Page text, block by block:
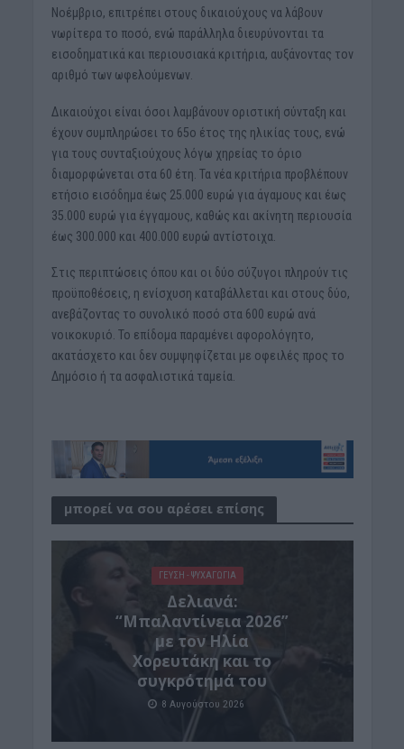
Νοέμβριο, επιτρέπει στους δικαιούχους να λάβουν
νωρίτερα το ποσό, ενώ παράλληλα διευρύνονται τα
εισοδηματικά και περιουσιακά κριτήρια, αυξάνοντας τον
αριθμό των ωφελούμενων.
Δικαιούχοι είναι όσοι λαμβάνουν οριστική σύνταξη και
έχουν συμπληρώσει το 65ο έτος της ηλικίας τους, ενώ
για τους συνταξιούχους λόγω χηρείας το όριο
διαμορφώνεται στα 60 έτη. Τα νέα κριτήρια προβλέπουν
ετήσιο εισόδημα έως 25.000 ευρώ για άγαμους και έως
35.000 ευρώ για έγγαμους, καθώς και ακίνητη περιουσία
έως 300.000 και 400.000 ευρώ αντίστοιχα.
Στις περιπτώσεις όπου και οι δύο σύζυγοι πληρούν τις
προϋποθέσεις, η ενίσχυση καταβάλλεται και στους δύο,
ανεβάζοντας το συνολικό ποσό στα 600 ευρώ ανά
νοικοκυριό. Το επίδομα παραμένει αφορολόγητο,
ακατάσχετο και δεν συμψηφίζεται με οφειλές προς το
Δημόσιο ή τα ασφαλιστικά ταμεία.
μπορεί να σου αρέσει επίσης
ΓΕΎΣΗ - ΨΥΧΑΓΩΓΊΑ
Δελιανά:
“Μπαλαντίνεια 2026”
με τον Ηλία
Χορευτάκη και το
συγκρότημά του
8 Αυγούστου 2026